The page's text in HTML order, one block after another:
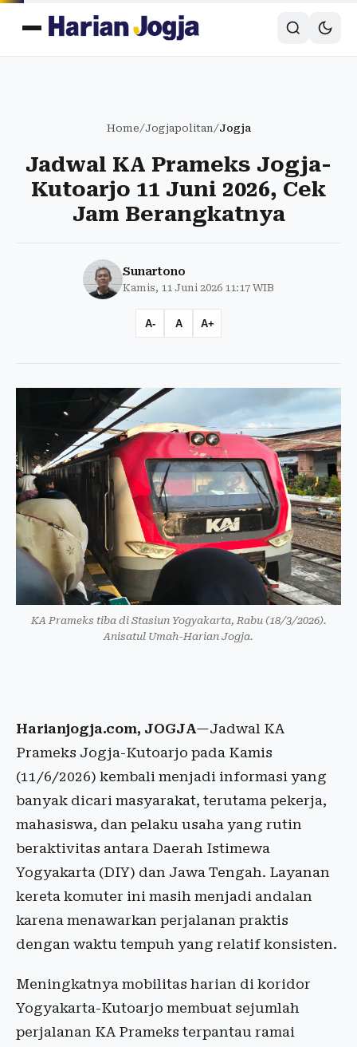
Home/Jogjapolitan/Jogja
Jadwal KA Prameks Jogja-
Kutoarjo 11 Juni 2026, Cek
Jam Berangkatnya
Sunartono
Kamis, 11 Juni 2026 11:17 WIB
A- A A+
KA Prameks tiba di Stasiun Yogyakarta, Rabu (18/3/2026).
Anisatul Umah-Harian Jogja.
Harianjogja.com, JOGJA—Jadwal KA
Prameks Jogja-Kutoarjo pada Kamis
(11/6/2026) kembali menjadi informasi yang
banyak dicari masyarakat, terutama pekerja,
mahasiswa, dan pelaku usaha yang rutin
beraktivitas antara Daerah Istimewa
Yogyakarta (DIY) dan Jawa Tengah. Layanan
kereta komuter ini masih menjadi andalan
karena menawarkan perjalanan praktis
dengan waktu tempuh yang relatif konsisten.
Meningkatnya mobilitas harian di koridor
Yogyakarta-Kutoarjo membuat sejumlah
perjalanan KA Prameks terpantau ramai